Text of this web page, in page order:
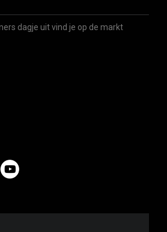
dagje uit vind je op de markt